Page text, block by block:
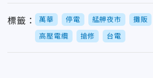
標籤： 萬華 停電 艋舺夜市 攤販
高壓電纜 搶修 台電